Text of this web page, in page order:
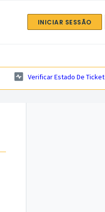
INICIAR SESSÃO
Verificar Estado De Ticket